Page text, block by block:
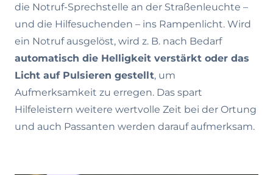
die Notruf-Sprechstelle an der Straßenleuchte –
und die Hilfesuchenden – ins Rampenlicht. Wird
ein Notruf ausgelöst, wird z. B. nach Bedarf
automatisch die Helligkeit verstärkt oder das
Licht auf Pulsieren gestellt, um
Aufmerksamkeit zu erregen. Das spart
Hilfeleistern weitere wertvolle Zeit bei der Ortung
und auch Passanten werden darauf aufmerksam.